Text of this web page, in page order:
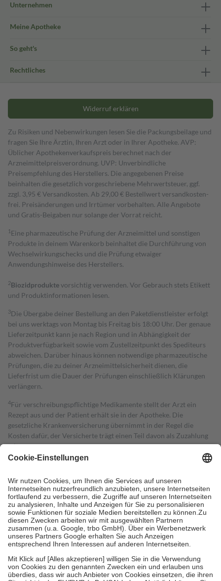
Unternehmen
Meine Apotheke
So geht's
Rechtliches
Widerruf erklären
Zu Risiken und Nebenwirkungen lesen Sie die Packungsbeilage und
fragen Sie Ihre Ärztin, Ihren Arzt oder in Ihrer Apotheke. AVP:
Üblicher Apothekenverkaufspreis berechnet nach der
Arzneimittelpreisverordnung. UVP: Unverbindliche
Preisempfehlung des Herstellers. Die angegebenen Preise
beinhalten die gesetzlich vorgeschriebene Mehrwertsteuer, ggf.
zzgl. 3,95 € Versandkosten. Ab 29,00 € Bestell­wert versand­kosten­
frei. Preisänderungen und Irrtümer vorbehalten. Alle Angebote
und Gratis-Beigaben nur solange der Vorrat reicht.
1 Eine pharmazeutische Prüfung der Arzneimittel und sonstigen
Produkte in deinem Warenkorb beinhaltet die Durchführung von
Wechselwirkungschecks und die Prüfung etwaiger
Anwendungshinweise des Herstellers.
2Biozidproduktevorsichtig verwenden. Vor Gebrauch stets Etikett
und Produktinformationen lesen.
3Die Übergabe deiner Bestellung an den Paketdienstleister erfolgt
bei uns werktags von Montag bis Freitag bis 18:00 Uhr. Der genaue
Lieferzeitpunkt kann je nach Region und in Abhängigkeit der
Produktverfügbarkeit sowie vom Zustellzeitpunkt des Spediteurs
abweichen. Darüber hinaus können notwendige pharmazeutische
Prüfungen, die zu deiner Arzneimittelsicherheit dienen, die
Lieferfrist um die Dauer der Prüfungen einschließlich Klärungen
verlängern.
4Für verschreibungspflichtige Medikamente stellt der Arzt ein
Rezept aus und der Patient erhält sie in der Apotheke. Die
gesetzliche Krankenversicherung übernimmt in der Regel die
Kosten dafür, der Versicherte trägt einen Teil davon als Zuzahlung
mit.
Grundsätzlich leisten Mitglieder Zuzahlungen in Höhe von zehn
höchstens zehn Euro.
Es sind jedoch nie mehr als die tatsächlichen
Kosten der Leistung zu entrichten.
Diese Regeln gelten grundsätzlich auch für Online-Apotheken.
Bei Heilmitteln und häuslicher Krankenpflege beträgt die
Zuzahlung zehn Prozent der Kosten sowie zehn Euro je
Verordnung.
Um das Engagement der Versicherten für ihre eigene Gesundheit zu
stärken und die besondere Stellung der Familie zu unterstützen,
fallenkeine Zuzahlungenan bei:
• Kindern und Jugendlichen bis zum vollendeten 18. Lebensjahr